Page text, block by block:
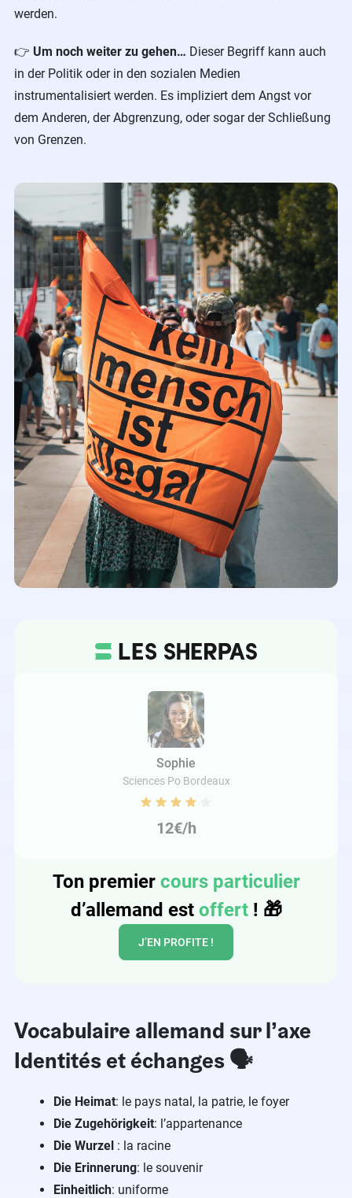
werden.
👉 Um noch weiter zu gehen… Dieser Begriff kann auch
in der Politik oder in den sozialen Medien
instrumentalisiert werden. Es impliziert dem Angst vor
dem Anderen, der Abgrenzung, oder sogar der Schließung
von Grenzen.
Sophie
Sciences Po Bordeaux
12€/h
Ton premier cours particulier
d’allemand est offert! 🎁
J’EN PROFITE !
Vocabulaire allemand sur l’axe
Identités et échanges 🗣
Die Heimat: le pays natal, la patrie, le foyer
Die Zugehörigkeit: l’appartenance
Die Wurzel : la racine
Die Erinnerung: le souvenir
Einheitlich: uniforme